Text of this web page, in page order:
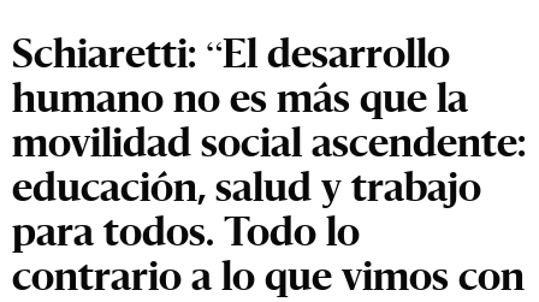
Schiaretti: “El desarrollo
humano no es más que la
movilidad social ascendente:
educación, salud y trabajo
para todos. Todo lo
contrario a lo que vimos con